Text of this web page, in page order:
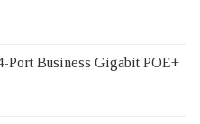
Port Business Gigabit POE+